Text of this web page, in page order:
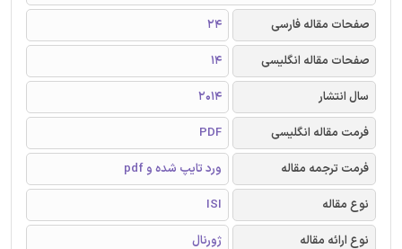
صفحات مقاله فارسی
24
صفحات مقاله انگلیسی
14
سال انتشار
2014
فرمت مقاله انگلیسی
PDF
فرمت ترجمه مقاله
ورد تایپ شده و pdf
نوع مقاله
ISI
نوع ارائه مقاله
ژورنال